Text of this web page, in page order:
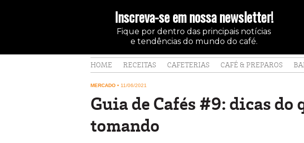
Inscreva-se em nossa newsletter!
Fique por dentro das principais notícias
e tendências do mundo do café.
HOME RECEITAS CAFETERIAS CAFÉ & PREPAROS
MERCADO • 11/06/2021
Guia de Cafés #9: dicas do
tomando